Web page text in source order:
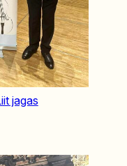
jagas